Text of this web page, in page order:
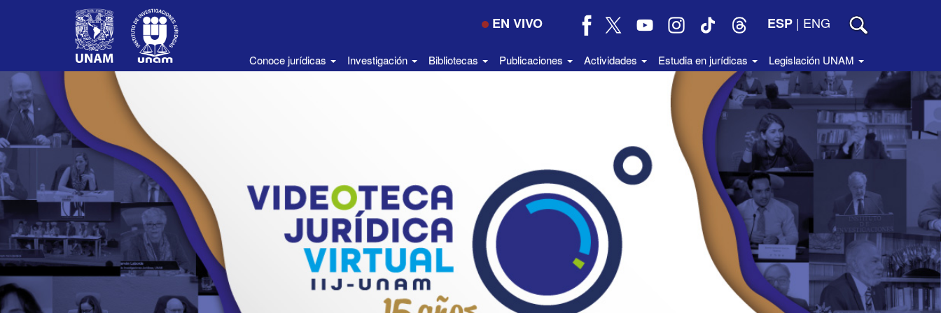
EN VIVO ESP | ENG
Conoce jurídicas Investigación Bibliotecas Publicaciones Actividades Estudia en jurídicas Legislación UNAM